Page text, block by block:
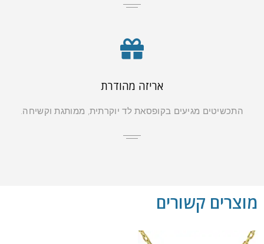
אריזה מהודרת
התכשיטים מגיעים בקופסאת לד יוקרתית, ממותגת וקשיחה.
מוצרים קשורים